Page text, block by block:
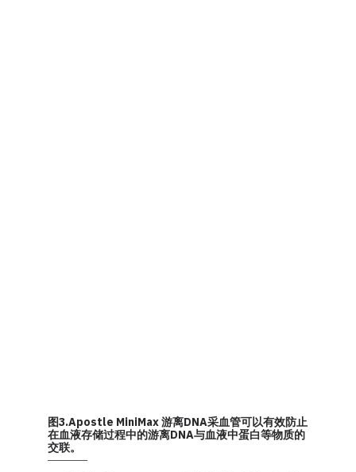
图3.Apostle MiniMax 游离DNA采血管可以有效防止
在血液存储过程中的游离DNA与血液中蛋白等物质的
交联。